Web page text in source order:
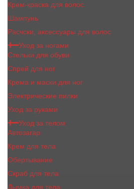
Крем-краска для волос
Шампунь
Расчски, аксессуары для волос
Уход за ногами
Стельки для обуви
Спрей для ног
Крема и маски для ног
Электрические пилки
Уход за руками
Уход за телом
Автозагар
Крем для тела
Обертывание
Скраб для тела
Дымка для тела